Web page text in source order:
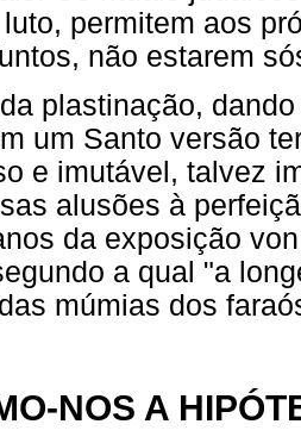
permitem aos
não estarem
plastinação,
um Santo versão
e imutável, talvez
alusões à
da exposição
a qual "a
múmias dos
NOS A